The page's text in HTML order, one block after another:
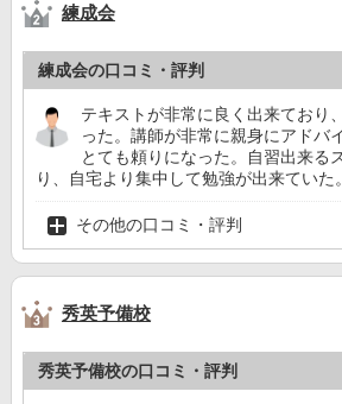
練成会
練成会の口コミ・評判
テキストが非常に良く出来ており
った。講師が非常に親身にアドバ
とても頼りになった。自習出来る
り、自宅より集中して勉強が出来ていた
その他の口コミ・評判
秀英予備校
秀英予備校の口コミ・評判